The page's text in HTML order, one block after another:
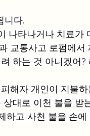
니다.
나타나거나 치료가
교통사고 로펌에서
하는 것 아니겠어?
해자 개인이 지불
대로 이천 불을 받
하고 사천 불을 손